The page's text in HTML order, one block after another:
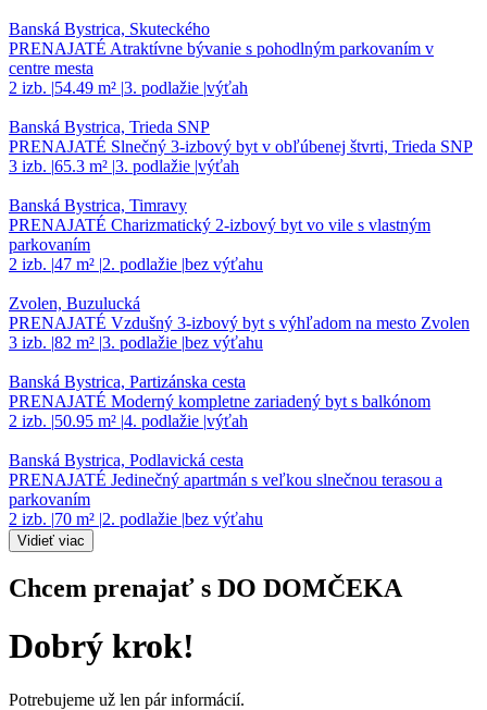
Banská Bystrica, Skuteckého
PRENAJATÉ Atraktívne bývanie s pohodlným parkovaním v
centre mesta
2 izb. |54.49 m² |3. podlažie |výťah
Banská Bystrica, Trieda SNP
PRENAJATÉ Slnečný 3-izbový byt v obľúbenej štvrti, Trieda SNP
3 izb. |65.3 m² |3. podlažie |výťah
Banská Bystrica, Timravy
PRENAJATÉ Charizmatický 2-izbový byt vo vile s vlastným
parkovaním
2 izb. |47 m² |2. podlažie |bez výťahu
Zvolen, Buzulucká
PRENAJATÉ Vzdušný 3-izbový byt s výhľadom na mesto Zvolen
3 izb. |82 m² |3. podlažie |bez výťahu
Banská Bystrica, Partizánska cesta
PRENAJATÉ Moderný kompletne zariadený byt s balkónom
2 izb. |50.95 m² |4. podlažie |výťah
Banská Bystrica, Podlavická cesta
PRENAJATÉ Jedinečný apartmán s veľkou slnečnou terasou a
parkovaním
2 izb. |70 m² |2. podlažie |bez výťahu
Vidieť viac
Chcem prenajať s DO DOMČEKA
Dobrý krok!
Potrebujeme už len pár informácií.